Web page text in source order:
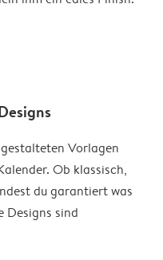
Vorlagen
Ob klassisch,
du garantiert was
Designs sind